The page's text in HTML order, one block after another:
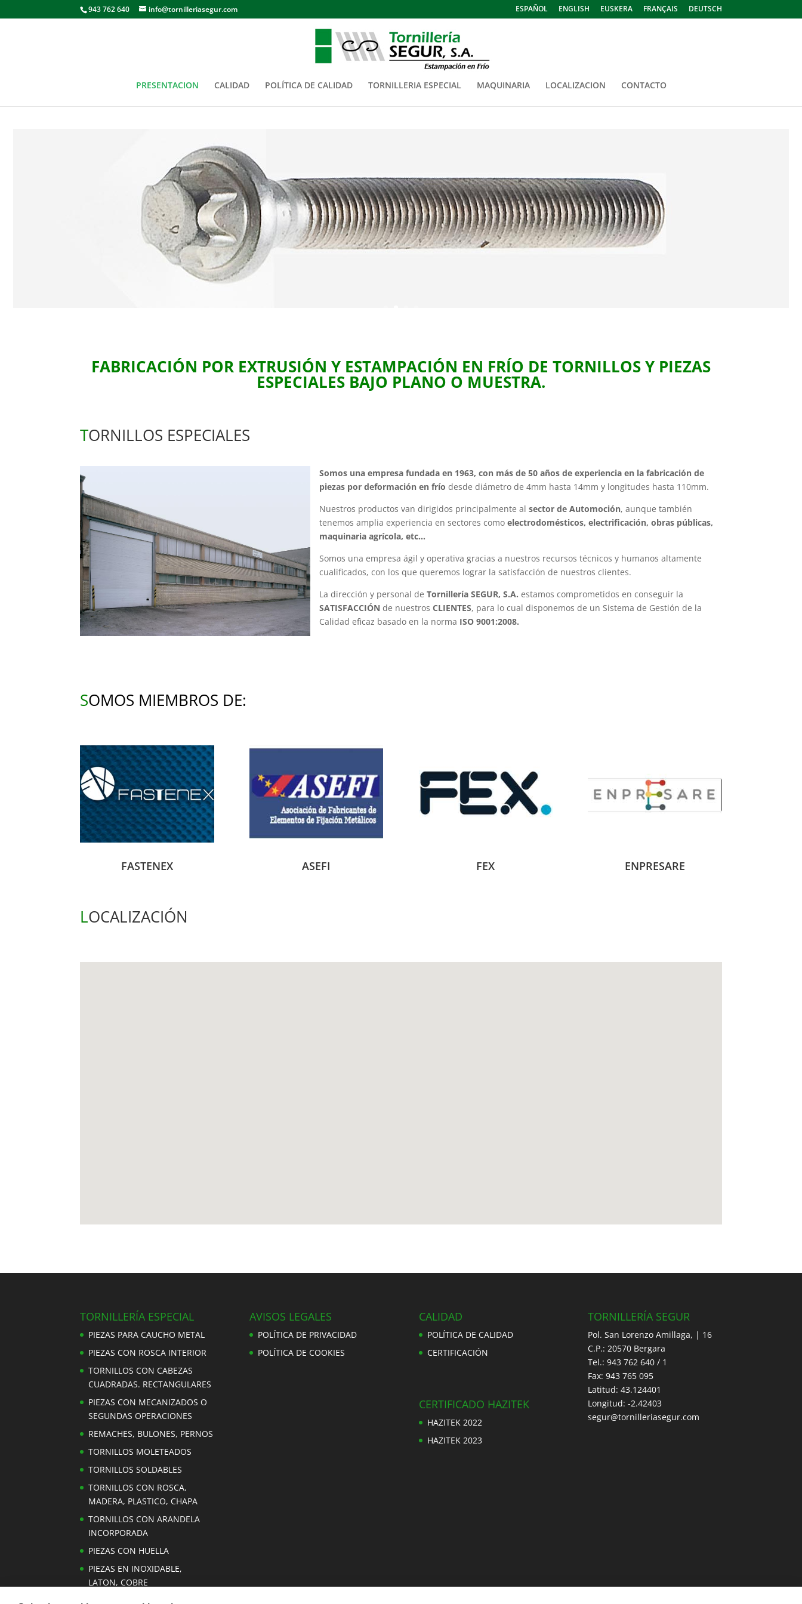
943 762 640 info@tornilleriasegur.com ESPAÑOL ENGLISH EUSKERA FRANÇAIS DEUTSCH
PRESENTACION CALIDAD POLÍTICA DE CALIDAD TORNILLERIA ESPECIAL MAQUINARIA LOCALIZACION CONTACTO
FABRICACIÓN POR EXTRUSIÓN Y ESTAMPACIÓN EN FRÍO DE TORNILLOS Y PIEZAS
ESPECIALES BAJO PLANO O MUESTRA.
TORNILLOS ESPECIALES
Somos una empresa fundada en 1963, con más de 50 años de experiencia en la fabricación de
piezas por deformación en frío desde diámetro de 4mm hasta 14mm y longitudes hasta 110mm.
Nuestros productos van dirigidos principalmente alsector de Automoción, aunque también
tenemos amplia experiencia en sectores comoelectrodomésticos, electrificación, obras públicas,
maquinaria agrícola, etc…
Somos una empresa ágil y operativa gracias a nuestros recursos técnicos y humanos altamente
cualificados, con los que queremos lograr la satisfacción de nuestros clientes.
La dirección y personal deTornillería SEGUR, S.A. estamos comprometidos en conseguir la
SATISFACCIÓN de nuestrosCLIENTES, para lo cual disponemos de un Sistema de Gestión de la
Calidad eficaz basado en la norma ISO 9001:2008.
SOMOS MIEMBROS DE:
FASTENEX ASEFI FEX ENPRESARE
LOCALIZACIÓN
TORNILLERÍA ESPECIAL
PIEZAS PARA CAUCHO METAL
PIEZAS CON ROSCA INTERIOR
TORNILLOS CON CABEZAS
CUADRADAS. RECTANGULARES
PIEZAS CON MECANIZADOS O
SEGUNDAS OPERACIONES
REMACHES, BULONES, PERNOS
TORNILLOS MOLETEADOS
TORNILLOS SOLDABLES
TORNILLOS CON ROSCA,
MADERA, PLASTICO, CHAPA
TORNILLOS CON ARANDELA
INCORPORADA
PIEZAS CON HUELLA
PIEZAS EN INOXIDABLE,
LATON, COBRE
AVISOS LEGALES
POLÍTICA DE PRIVACIDAD
POLÍTICA DE COOKIES
CALIDAD
POLÍTICA DE CALIDAD
CERTIFICACIÓN
CERTIFICADO HAZITEK
HAZITEK 2022
HAZITEK 2023
TORNILLERÍA SEGUR
Pol. San Lorenzo Amillaga, | 16
C.P.: 20570 Bergara
Tel.: 943 762 640 / 1
Fax: 943 765 095
Latitud: 43.124401
Longitud: -2.42403
segur@tornilleriasegur.com